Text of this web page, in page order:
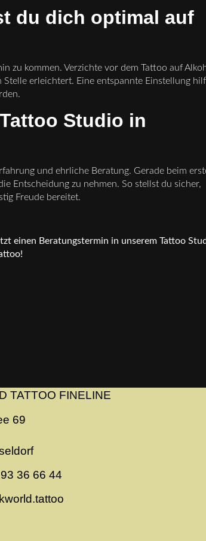
du dich optimal auf
zu kommen. Verzichte vor dem Tattoo auf
erleichtert. Eine entspannte Einstellung
Studio in
und ehrliche Beratung. Gerade beim
Entscheidung zu nehmen. So stellst du sicher,
Freude bereitet.
einen Beratungstermin in unserem Tattoo
TATTOO FINELINE
69
36 66 44